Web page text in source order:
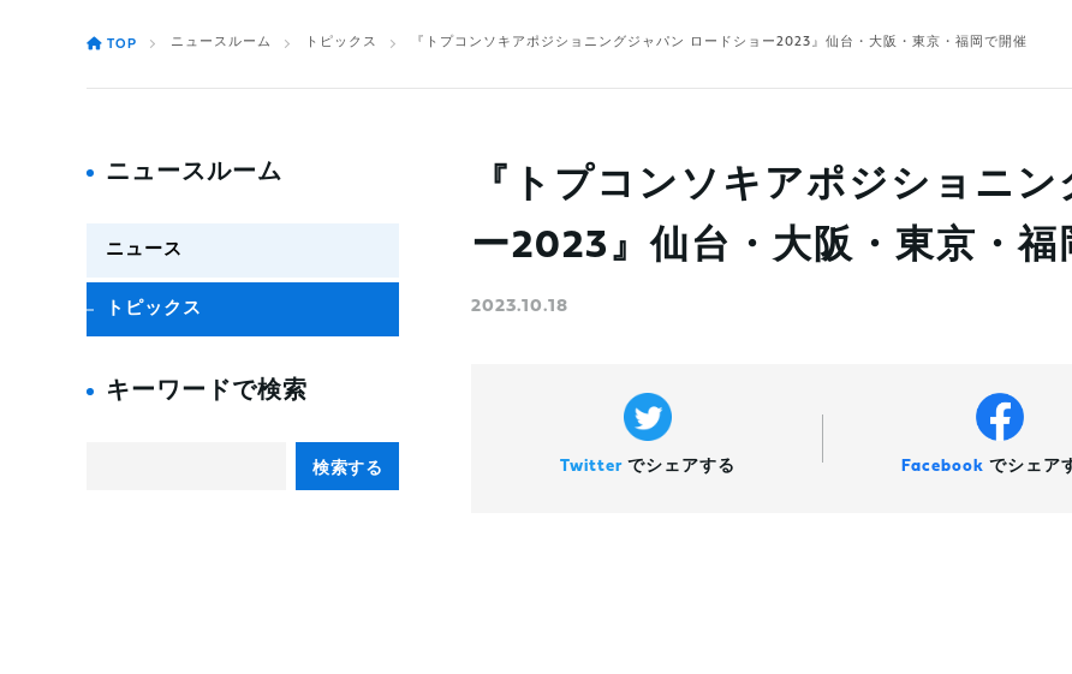
TOP ニュースルーム トピックス 『トプコンソキアポジショニングジャパン ロードショー2023』仙台・大阪・東京・福岡で開催
ニュースルーム
ニュース
トピックス
キーワードで検索
検索する
『トプコンソキアポジショニ
ー2023』仙台・大阪・東京・福
2023.10.18
Twitterでシェアする Facebook でシェア